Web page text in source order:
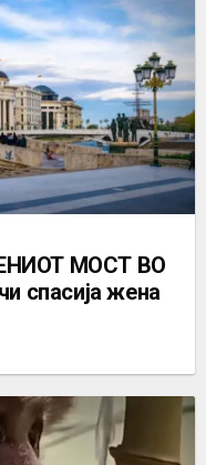
МОСТ ВО
спасија жена